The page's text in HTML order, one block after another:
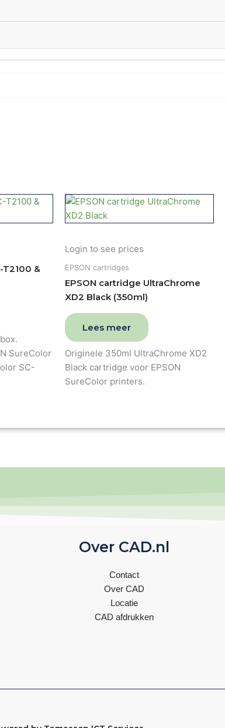
T2100 &
SureColor
SC-
Login to see prices
EPSON cartridges
EPSON cartridge UltraChrome
XD2 Black (350ml)
Lees meer
Originele 350ml UltraChrome XD2
Black cartridge voor EPSON
SureColor printers.
Over CAD.nl
Contact
Over CAD
Locatie
CAD afdrukken